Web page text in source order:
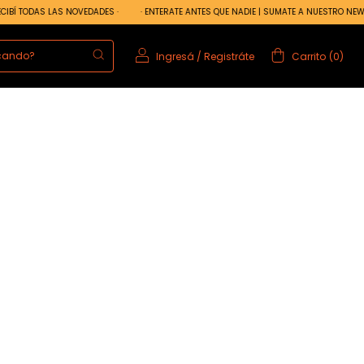
TODAS LAS NOVEDADES · · ENTERATE ANTES QUE NADIE | SUMATE A NUESTRO
Ingresá / Registráte Carrito (0)